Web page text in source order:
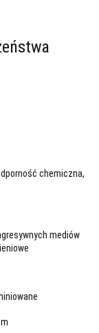
chemiczna,
mediów